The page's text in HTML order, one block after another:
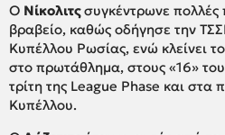
Ο Νίκολιτςσυγκέντρωνε πολλές
βραβείο, καθώς οδήγησε την
Κυπέλλου Ρωσίας, ενώ κλείνει
στο πρωτάθλημα, στους «16»
τρίτη της League Phase και στα
Κυπέλλου.